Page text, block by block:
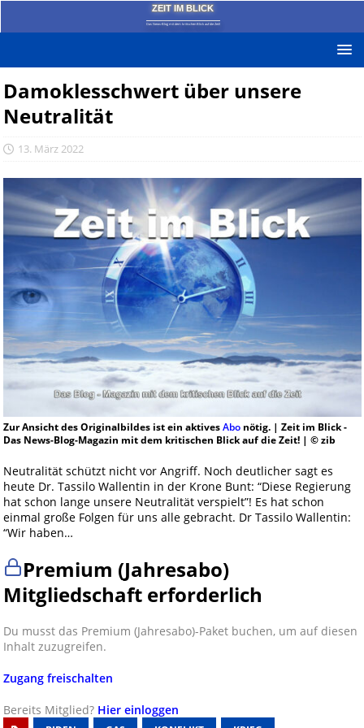
ZEIT IM BLICK
Das News-Blog mit dem kritischen Blick auf die Zeit!
Damoklesschwert über unsere
Neutralität
13. März 2022
Zur Ansicht des Originalbildes ist ein aktivesAbonötig. | Zeit im Blick -
Das News-Blog-Magazin mit dem kritischen Blick auf die Zeit! | © zib
Neutralität schützt nicht vor Angriff. Noch deutlicher sagt es
heute Dr. Tassilo Wallentin in der Krone Bunt: “Diese Regierung
hat schon lange unsere Neutralität verspielt”! Es hat schon
einmal große Folgen für uns alle gebracht. Dr Tassilo Wallentin:
“Wir haben…
Premium (Jahresabo)
Mitgliedschaft erforderlich
Du musst das Premium (Jahresabo)-Paket buchen, um auf diesen
Inhalt zuzugreifen.
Zugang freischalten
Bereits Mitglied? Hier einloggen